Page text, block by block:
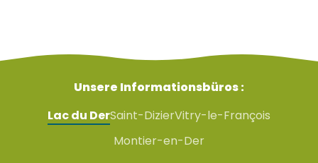
Unsere Informationsbüros :
Lac du DerSaint-DizierVitry-le-François
Montier-en-Der